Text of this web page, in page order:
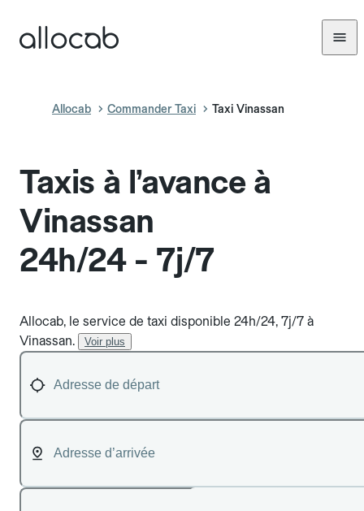
Allocab Commander Taxi Taxi Vinassan
Taxis à l’avance à
Vinassan
24h/24 - 7j/7
Allocab, le service de taxi disponible 24h/24, 7j/7 à
Vinassan.
Voir plus